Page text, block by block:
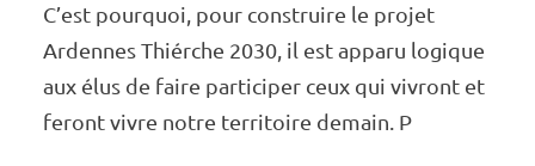
C’est pourquoi, pour construire le projet
Ardennes Thiérche 2030, il est apparu logique
aux élus de faire parti­­­­ci­­­­per ceux qui vivront et
feront vivre notre terri­­­­toire demain. P